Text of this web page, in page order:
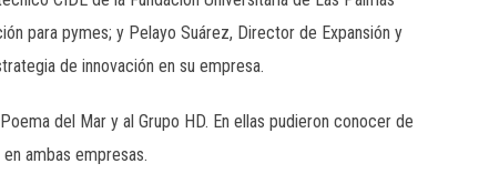
para pymes; y Pelayo Suárez, Director de Expansión y
de innovación en su empresa.
del Mar y al Grupo HD. En ellas pudieron conocer de
ambas empresas.